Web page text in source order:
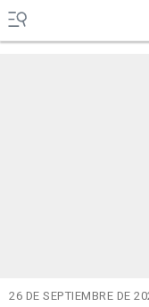
26 DE SEPTIEMBRE DE